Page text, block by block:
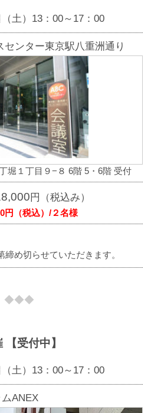
土）13：00～17：00
センター東京駅八重洲通り
堀１丁目９−８ 6階 5・6階 受付
円（税込み）
円（税込）/２名様
め切らせていただきます。
【受付中】
土）13：00～17：00
ANEX